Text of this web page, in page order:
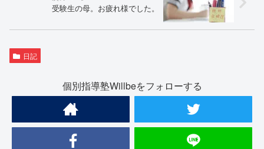
受験生の母。お疲れ様でした。
日記
個別指導塾Willbeをフォローする